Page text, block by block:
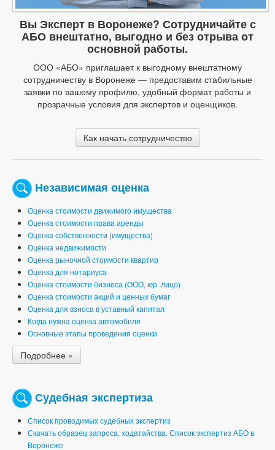
Вы Эксперт в Воронеже? Сотрудничайте с
АБО внештатно, выгодно и без отрыва от
основной работы.
ООО «АБО» приглашает к выгодному внештатному
сотрудничеству в Воронеже — предоставим стабильные
заявки по вашему профилю, удобный формат работы и
прозрачные условия для экспертов и оценщиков.
Как начать сотрудничество
Независимая оценка
Оценка стоимости движимого имущества
Оценка стоимости права аренды
Оценка собственности (имущества)
Оценка недвижимости
Оценка рыночной стоимости квартир
Оценка для нотариуса
Оценка стоимости бизнеса (ООО, юр. лицо)
Оценка стоимости акций и ценных бумаг
Оценка для взноса в уставный капитал
Когда нужна оценка автомобиля
Основные этапы проведения оценки
Подробнее »
Судебная экспертиза
Список проводимых судебных экспертиз
Скачать образец запроса, ходатайства. Список экспертиз АБО в
Воронеже